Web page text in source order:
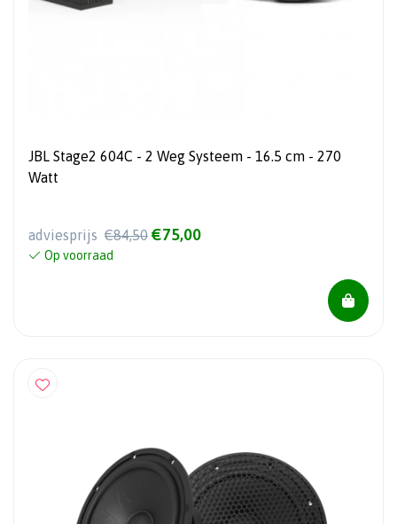
JBL Stage2 604C - 2 Weg Systeem - 16.5 cm - 270
Watt
adviesprijs €84,50 €75,00
Op voorraad